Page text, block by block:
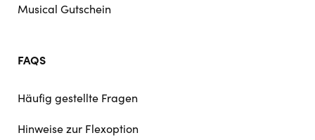
Musical Gutschein
FAQS
Häufig gestellte Fragen
Hinweise zur Flexoption